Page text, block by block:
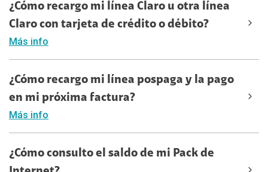
¿Cómo recargo mi línea Claro u otra línea
Claro con tarjeta de crédito o débito?
Más info
¿Cómo recargo mi línea pospaga y la pago
en mi próxima factura?
Más info
¿Cómo consulto el saldo de mi Pack de